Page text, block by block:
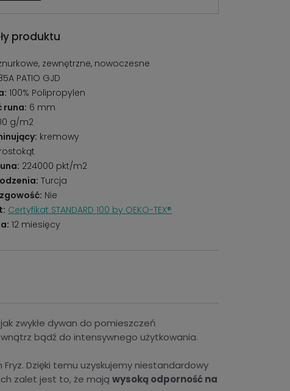
produktu
zewnętrzne, nowoczesne
PATIO GJD
100% Polipropylen
runa: 6 mm
g/m2
kremowy
224000 pkt/m2
Turcja
Nie
Certyfikat STANDARD 100 by OEKO-TEX®
12 miesięcy
zwykłe dywan do pomieszczeń
bądź do intensywnego użytkowania.
Dzięki temu uzyskujemy niestandardowy
zalet jest to, że mają wysoką odporność na